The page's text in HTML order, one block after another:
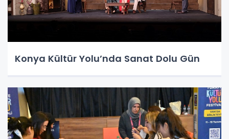
Konya Kültür Yolu’nda Sanat Dolu Gün